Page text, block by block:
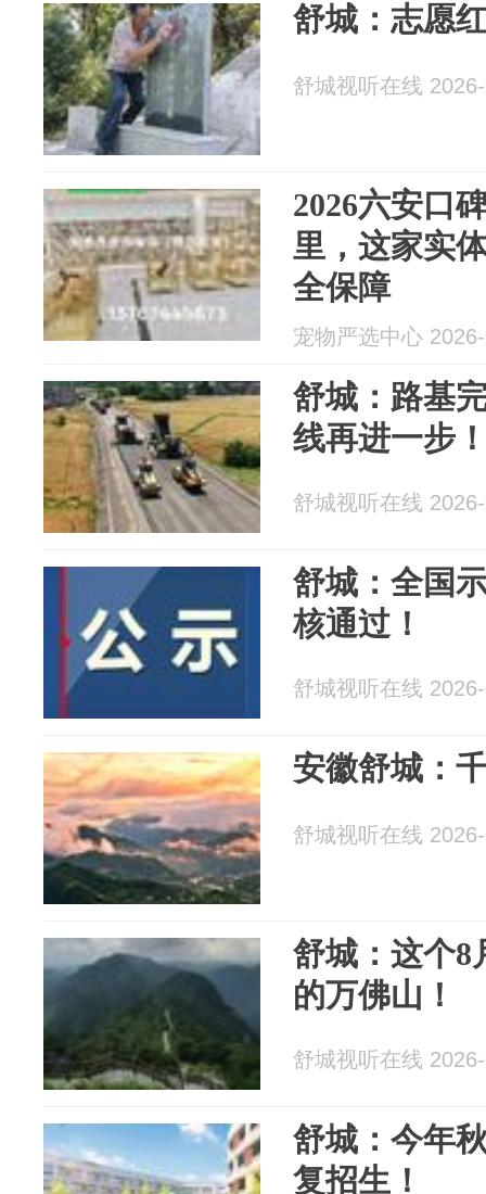
舒城：志愿
舒城视听在线
2026六安口
里，这家实
全保障
宠物严选中心
舒城：路基
线再进一步
舒城视听在线
舒城：全国
核通过！
舒城视听在线
安徽舒城：
舒城视听在线
舒城：这个
的万佛山！
舒城视听在线
舒城：今年
复招生！